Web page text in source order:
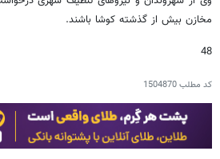
مخازن بیش از گذشته کوشا باشند.
48
کد مطلب1504870